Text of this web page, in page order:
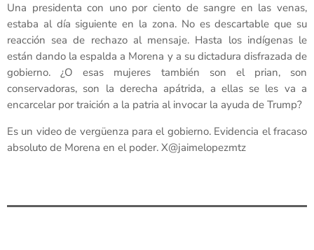
Una presidenta con uno por ciento de sangre en las venas,
estaba al día siguiente en la zona. No es descartable que su
reacción sea de rechazo al mensaje. Hasta los indígenas le
están dando la espalda a Morena y a su dictadura disfrazada de
gobierno. ¿O esas mujeres también son el prian, son
conservadoras, son la derecha apátrida, a ellas se les va a
encarcelar por traición a la patria al invocar la ayuda de Trump?
Es un video de vergüenza para el gobierno. Evidencia el fracaso
absoluto de Morena en el poder. X@jaimelopezmtz